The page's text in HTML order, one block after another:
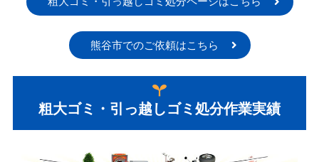
熊谷市でのご依頼はこちら
粗大ゴミ・引っ越しゴミ処分作業実績